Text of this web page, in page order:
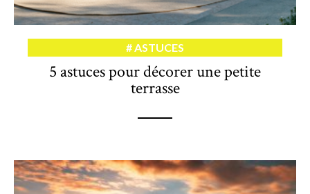
ASTUCES
5 astuces pour décorer une petite
terrasse